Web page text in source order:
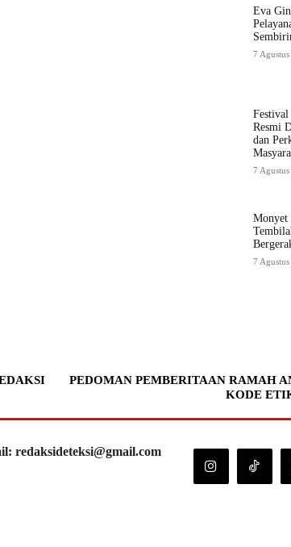
Eva
7
Festival
Resmi
dan
7
Monyet
7
PEDOMAN PEMBERITAAN RAMAH
KODE
redaksideteksi@gmail.com